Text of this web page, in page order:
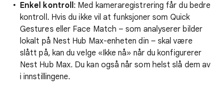
Enkel kontroll: Med kameraregistrering får du bedre
kontroll. Hvis du ikke vil at funksjoner som Quick
Gestures eller Face Match – som analyserer bilder
lokalt på Nest Hub Max-enheten din – skal være
slått på, kan du velge «Ikke nå» når du konfigurerer
Nest Hub Max. Du kan også når som helst slå dem av
i innstillingene.